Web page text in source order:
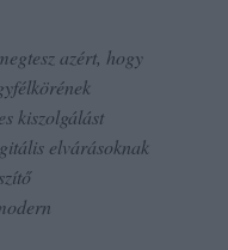
azért, hogy
kiszolgálást
elvárásoknak